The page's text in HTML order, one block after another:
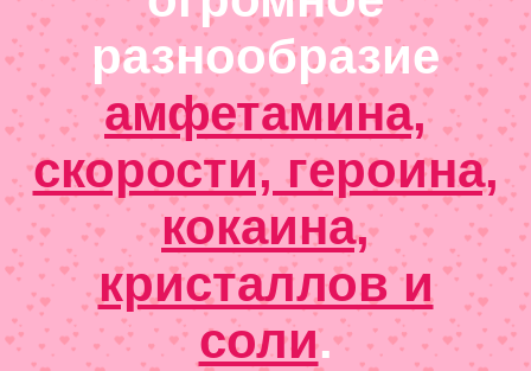
разнообразие
амфетамина,
скорости, героина,
кокаина,
кристаллов и
соли.